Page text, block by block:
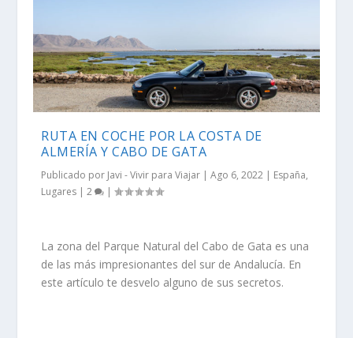
RUTA EN COCHE POR LA COSTA DE
ALMERÍA Y CABO DE GATA
Publicado por Javi - Vivir para Viajar |Ago 6, 2022 | España,
Lugares |2 |
La zona del Parque Natural del Cabo de Gata es una
de las más impresionantes del sur de Andalucía. En
este artículo te desvelo alguno de sus secretos.